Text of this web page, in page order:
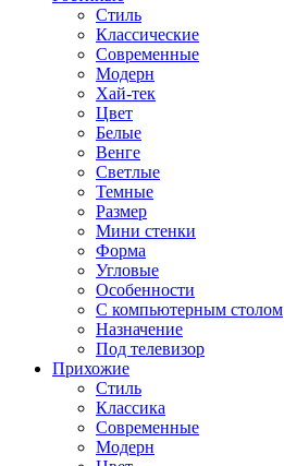
Стиль
Классические
Современные
Модерн
Хай-тек
Цвет
Белые
Венге
Светлые
Темные
Размер
Мини стенки
Форма
Угловые
Особенности
С компьютерным столом
Назначение
Под телевизор
Прихожие
Стиль
Классика
Современные
Модерн